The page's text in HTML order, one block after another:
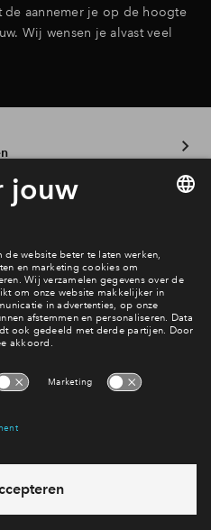
de aannemer je op de hoogte
Wij wensen je alvast veel
je dan snel aan
het belangrijkste nieuws en
projecten
aanmelden
antwoord? Bel ons op
we vanaf